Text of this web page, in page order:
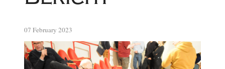
07 February 2023